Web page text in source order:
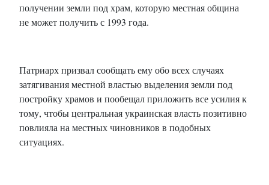
получении земли под храм, которую местная община
не может получить с 1993 года.
Патриарх призвал сообщать ему обо всех случаях
затягивания местной властью выделения земли под
постройку храмов и пообещал приложить все усилия к
тому, чтобы центральная украинская власть позитивно
повлияла на местных чиновников в подобных
ситуациях.